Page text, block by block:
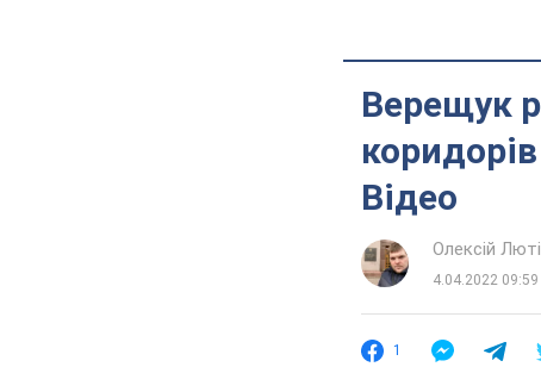
Верещук
Відео
Олексій
4.04.2022 09:59
1